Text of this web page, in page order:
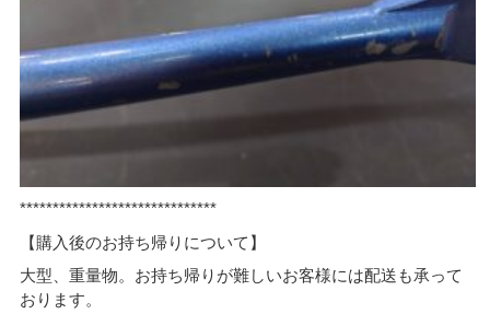
******************************
【購入後のお持ち帰りについて】
大型、重量物。お持ち帰りが難しいお客様には配送も承って
おります。